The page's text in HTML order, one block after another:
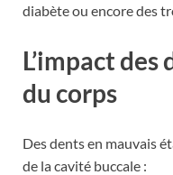
diabète ou encore des
L’impact
du corps
Des dents en mauvais
de la cavité buccale :